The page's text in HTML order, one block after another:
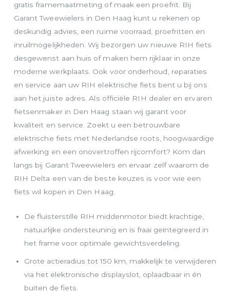
gratis framemaatmeting of maak een proefrit. Bij
Garant Tweewielers in Den Haag kunt u rekenen op
deskundig advies, een ruime voorraad, proefritten en
inruilmogelijkheden. Wij bezorgen uw nieuwe RIH fiets
desgewenst aan huis of maken hem rijklaar in onze
moderne werkplaats. Ook voor onderhoud, reparaties
en service aan uw RIH elektrische fiets bent u bij ons
aan het juiste adres. Als officiële RIH dealer en ervaren
fietsenmaker in Den Haag staan wij garant voor
kwaliteit en service. Zoekt u een betrouwbare
elektrische fiets met Nederlandse roots, hoogwaardige
afwerking en een onovertroffen rijcomfort? Kom dan
langs bij Garant Tweewielers en ervaar zelf waarom de
RIH Delta een van de beste keuzes is voor wie een
fiets wil kopen in Den Haag.
De fluisterstille RIH middenmotor biedt krachtige,
natuurlijke ondersteuning en is fraai geïntegreerd in
het frame voor optimale gewichtsverdeling.
Grote actieradius tot 150 km, makkelijk te verwijderen
via het elektronische displayslot, oplaadbaar in én
buiten de fiets.